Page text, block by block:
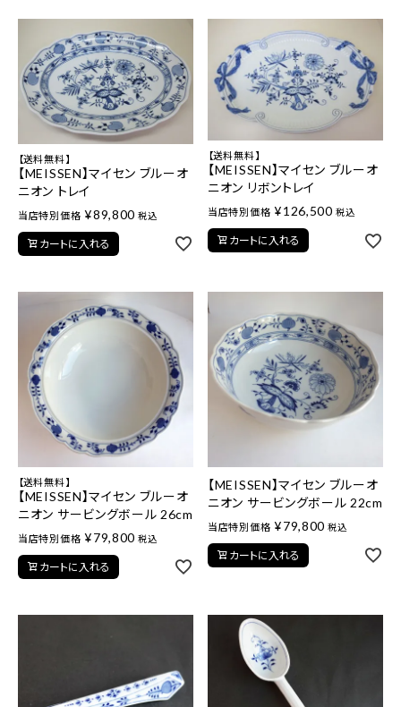
【送料無料】
【MEISSEN】マイセン ブルーオ
ニオン トレイ
当店特別価格 ¥89,800 税込
カートに入れる
【送料無料】
【MEISSEN】マイセン ブルーオ
ニオン リボントレイ
当店特別価格 ¥126,500 税込
カートに入れる
【送料無料】
【MEISSEN】マイセン ブルーオ
ニオン サービングボール 26cm
当店特別価格 ¥79,800 税込
カートに入れる
【MEISSEN】マイセン ブルーオ
ニオン サービングボール 22cm
当店特別価格 ¥79,800 税込
カートに入れる